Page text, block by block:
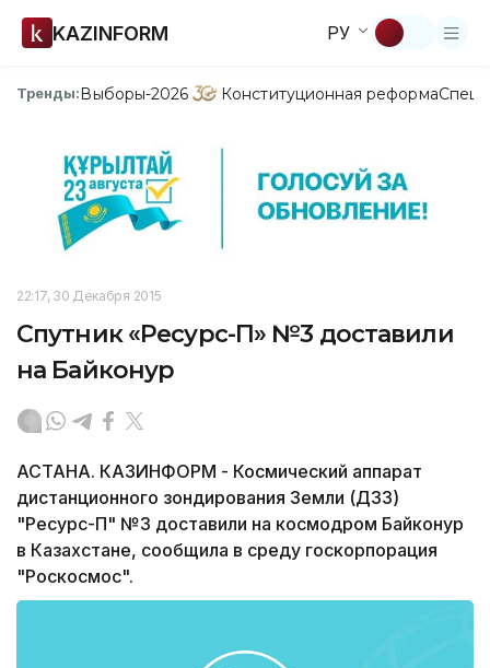
KAZINFORM РУ
Тренды:Выборы-2026 Конституционная реформа
22:17, 30 Декабря 2015
Спутник «Ресурс-П» №3 доставили
на Байконур
АСТАНА. КАЗИНФОРМ - Космический аппарат
дистанционного зондирования Земли (ДЗЗ)
"Ресурс-П" №3 доставили на космодром Байконур
в Казахстане, сообщила в среду госкорпорация
"Роскосмос".